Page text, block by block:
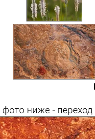
фото ниже -